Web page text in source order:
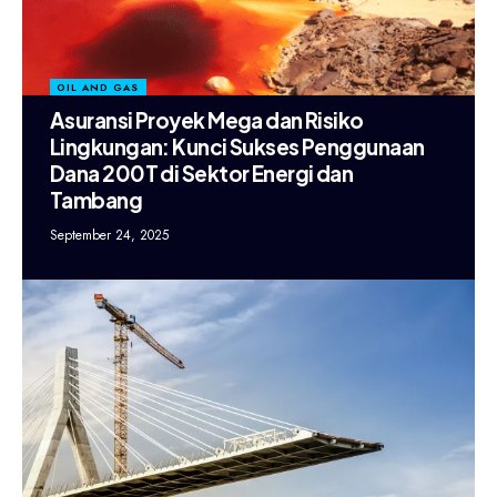
OIL AND GAS
Asuransi Proyek Mega dan Risiko
Lingkungan: Kunci Sukses Penggunaan
Dana 200T di Sektor Energi dan
Tambang
September 24, 2025